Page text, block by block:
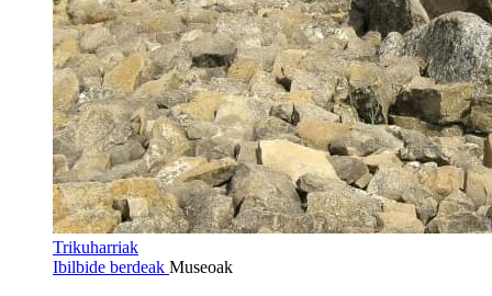
Trikuharriak
Ibilbide berdeak Museoak